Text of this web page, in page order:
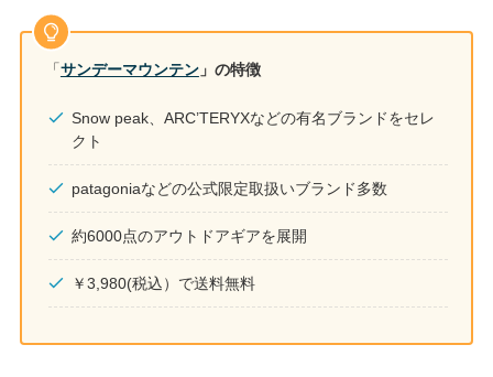
「サンデーマウンテン」の特徴
Snow peak、ARC’TERYXなどの有名ブランドをセレ
クト
patagoniaなどの公式限定取扱いブランド多数
約6000点のアウトドアギアを展開
￥3,980(税込）で送料無料